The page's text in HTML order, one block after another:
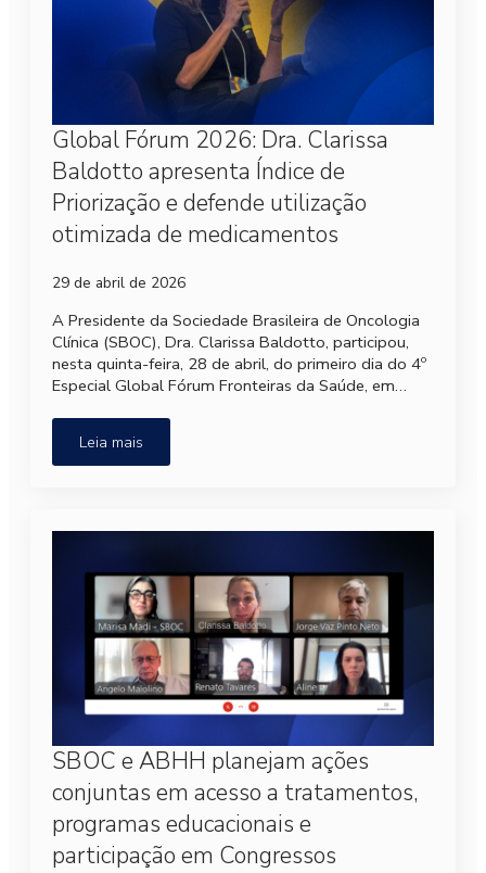
Global Fórum 2026: Dra. Clarissa
Baldotto apresenta Índice de
Priorização e defende utilização
otimizada de medicamentos
29 de abril de 2026
A Presidente da Sociedade Brasileira de Oncologia
Clínica (SBOC), Dra. Clarissa Baldotto, participou,
nesta quinta-feira, 28 de abril, do primeiro dia do 4º
Especial Global Fórum Fronteiras da Saúde, em…
Leia mais
SBOC e ABHH planejam ações
conjuntas em acesso a tratamentos,
programas educacionais e
participação em Congressos